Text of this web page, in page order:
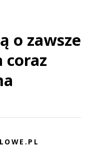
o zawsze
coraz